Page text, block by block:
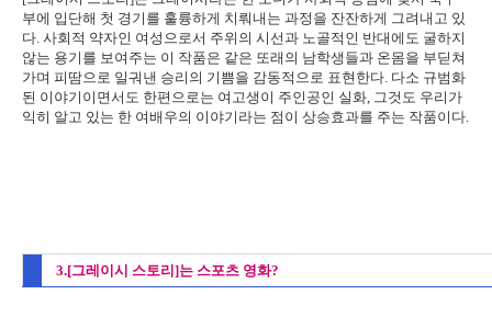
부에 입단해 첫 경기를 훌륭하게 치뤄내는 과정을 잔잔하게 그려내고 있
다. 사회적 약자인 여성으로서 주위의 시선과 노골적인 반대에도 굴하지
않는 용기를 보여주는 이 작품은 같은 또래의 남학생들과 온몸을 부딛쳐
가며 피땀으로 일궈낸 승리의 기쁨을 감동적으로 표현한다. 다소 규범화
된 이야기이면서도 한편으로는 여고생이 주인공인 실화, 그것도 우리가
익히 알고 있는 한 여배우의 이야기라는 점이 상승효과를 주는 작품이다.
3.[그레이시 스토리]는 스포츠 영화?